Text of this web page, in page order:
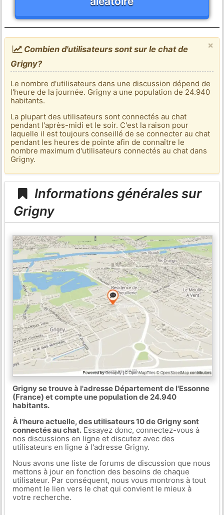
×
Combien d'utilisateurs sont sur le chat de
Grigny?
Le nombre d'utilisateurs dans une discussion dépend de
l'heure de la journée. Grigny a une population de 24.940
habitants.
La plupart des utilisateurs sont connectés au chat
pendant l'après-midi et le soir. C'est la raison pour
laquelle il est toujours conseillé de se connecter au chat
pendant les heures de pointe afin de connaître le
nombre maximum d'utilisateurs connectés au chat dans
Grigny.
Informations générales sur
Grigny
Grigny se trouve à l'adresse Département de l'Essonne
(France) et compte une population de 24.940
habitants.
À l'heure actuelle, des utilisateurs 10 de Grigny sont
connectés au chat.Essayez donc, connectez-vous à
nos discussions en ligne et discutez avec des
utilisateurs en ligne à l'adresse Grigny.
Nous avons une liste de forums de discussion que nous
mettons à jour en fonction des besoins de chaque
utilisateur. Par conséquent, nous vous montrons à tout
moment le lien vers le chat qui convient le mieux à
votre recherche.